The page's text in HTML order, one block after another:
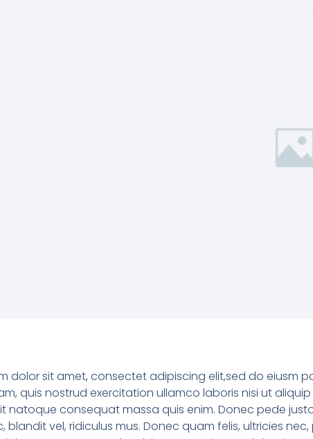
dolor sit amet, consectet adipiscing elit,sed do eiusm
quis nostrud exercitation ullamco laboris nisi ut
natoque consequat massa quis enim. Donec pede
blandit vel, ridiculus mus. Donec quam felis, ultricies